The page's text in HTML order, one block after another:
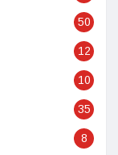
50
12
10
35
8